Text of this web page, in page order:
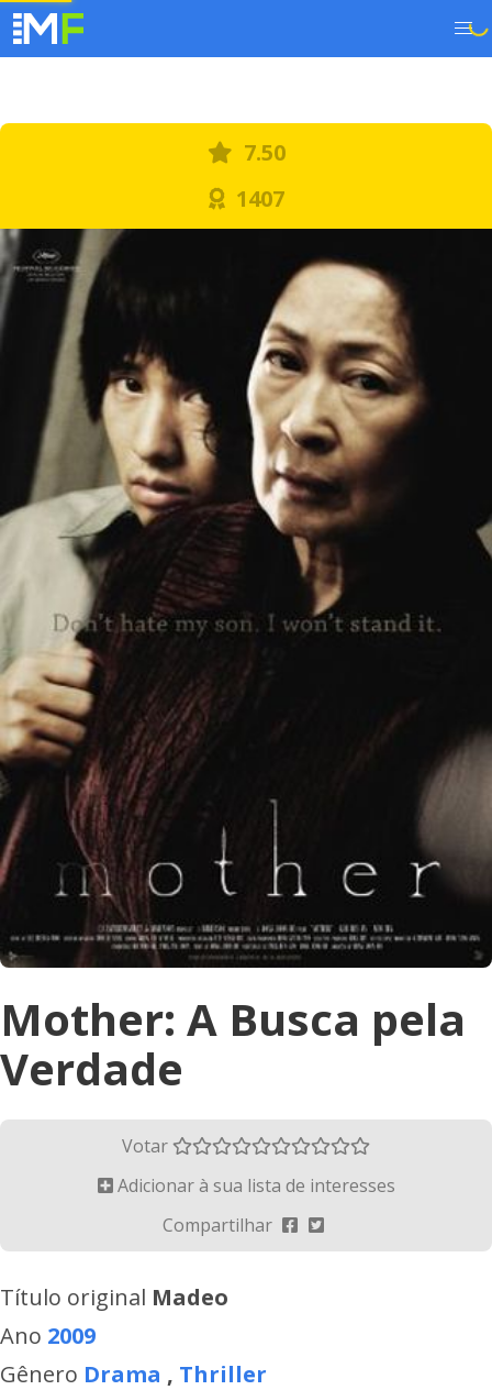
7.50
1407
Mother: A Busca pela
Verdade
Votar
Adicionar à sua lista de interesses
Compartilhar
Título original Madeo
Ano 2009
Gênero Drama , Thriller